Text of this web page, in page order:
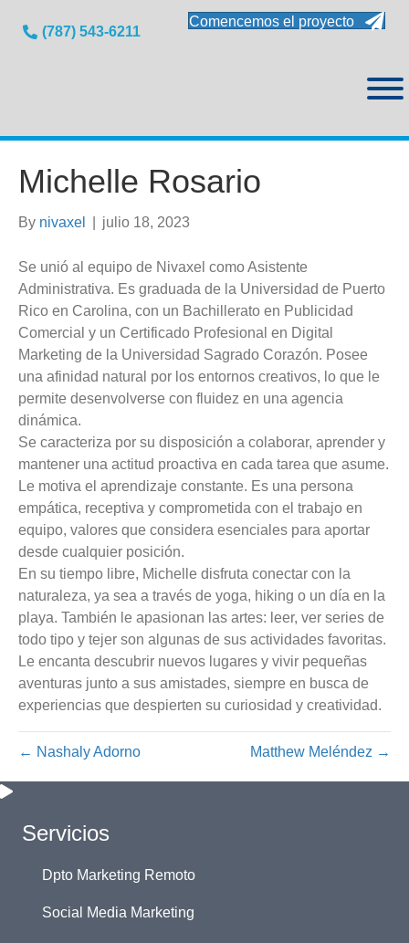
(787) 543-6211
Comencemos el proyecto
Michelle Rosario
By nivaxel julio 18, 2023
Se unió al equipo de Nivaxel como Asistente
Administrativa. Es graduada de la Universidad de Puerto
Rico en Carolina, con un Bachillerato en Publicidad
Comercial y un Certificado Profesional en Digital
Marketing de la Universidad Sagrado Corazón. Posee
una afinidad natural por los entornos creativos, lo que le
permite desenvolverse con fluidez en una agencia
dinámica.
Se caracteriza por su disposición a colaborar, aprender y
mantener una actitud proactiva en cada tarea que asume.
Le motiva el aprendizaje constante. Es una persona
empática, receptiva y comprometida con el trabajo en
equipo, valores que considera esenciales para aportar
desde cualquier posición.
En su tiempo libre, Michelle disfruta conectar con la
naturaleza, ya sea a través de yoga, hiking o un día en la
playa. También le apasionan las artes: leer, ver series de
todo tipo y tejer son algunas de sus actividades favoritas.
Le encanta descubrir nuevos lugares y vivir pequeñas
aventuras junto a sus amistades, siempre en busca de
experiencias que despierten su curiosidad y creatividad.
← Nashaly Adorno Matthew Meléndez →
Servicios
Dpto Marketing Remoto
Social Media Marketing